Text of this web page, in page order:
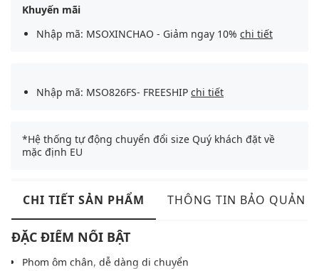
Khuyến mãi
Nhập mã: MSOXINCHAO - Giảm ngay 10% chi tiết
Nhập mã: MSO826FS- FREESHIP chi tiết
*Hệ thống tự động chuyển đổi size Quý khách đặt về
mặc định EU
CHI TIẾT SẢN PHẨM THÔNG TIN BẢO QUẢN
ĐẶC ĐIỂM NỔI BẬT
Phom ôm chân, dễ dàng di chuyển